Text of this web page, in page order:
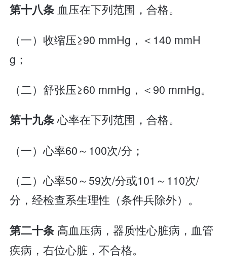
第十八条 血压在下列范围，合格。
（一）收缩压≥90 mmHg，＜140 mmH
g；
（二）舒张压≥60 mmHg，＜90 mmHg。
第十九条心率在下列范围，合格。
（一）心率60～100次/分；
（二）心率50～59次/分或101～110次/
分，经检查系生理性（条件兵除外）。
第二十条 高血压病，器质性心脏病，血管
疾病，右位心脏，不合格。